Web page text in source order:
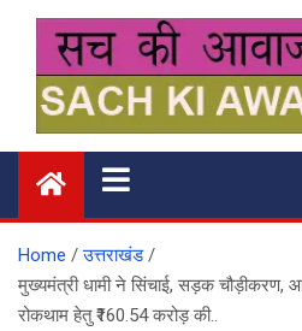
content
सच की आवाज
Home
उत्तराखंड
मुख्यमंत्री धामी ने सिंचाई, सड़क चौड़ीकरण,
रोकथाम हेतु ₹160.54 करोड़ की..